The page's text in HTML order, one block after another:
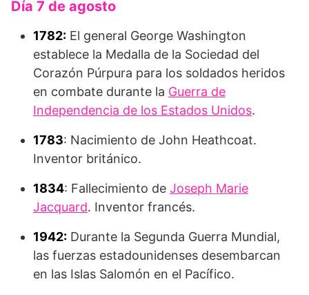
Día 7 de agosto
1782: El general George Washington
establece la Medalla de la Sociedad del
Corazón Púrpura para los soldados heridos
en combate durante la Guerra de
Independencia de los Estados Unidos.
1783: Nacimiento de John Heathcoat.
Inventor británico.
1834: Fallecimiento de Joseph Marie
Jacquard. Inventor francés.
1942: Durante la Segunda Guerra Mundial,
las fuerzas estadounidenses desembarcan
en las Islas Salomón en el Pacífico.